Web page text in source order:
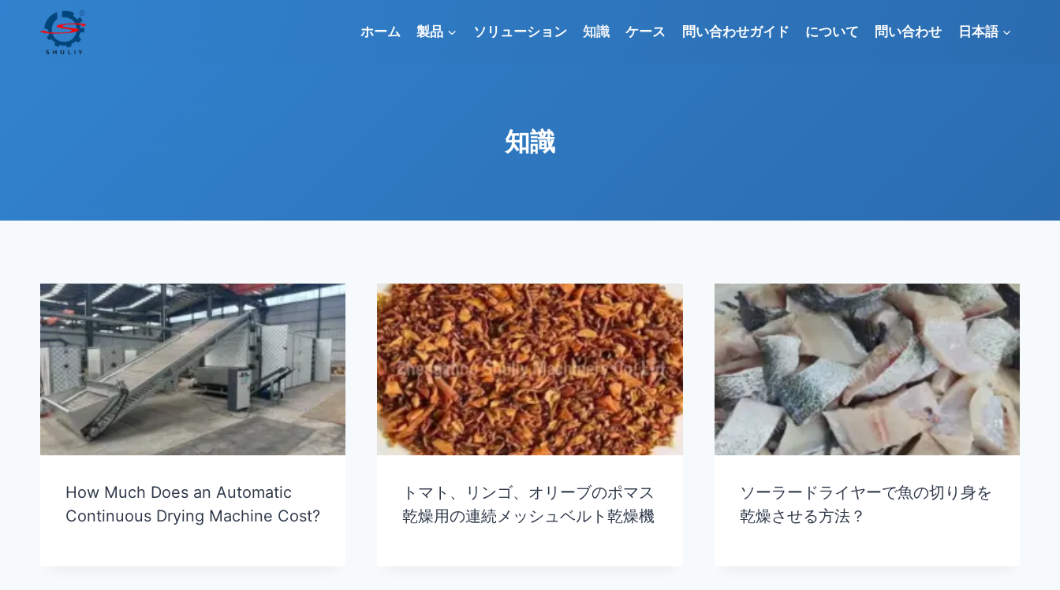
ホーム 製品 ソリューション 知識 ケース 問い合わせガイド について 問い合わせ 日本語
知識
How Much Does an Automatic
Continuous Drying Machine Cost?
トマト、リンゴ、オリーブのポマス
乾燥用の連続メッシュベルト乾燥機
ソーラードライヤーで魚の切り身を
乾燥させる方法？